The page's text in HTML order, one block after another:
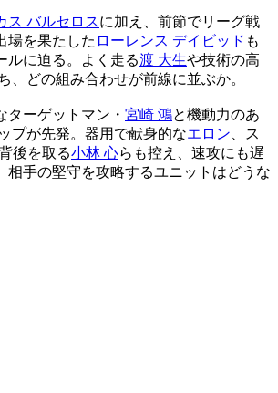
ス バルセロスに加え、前節でリーグ戦
場を果たした ローレンス デイビッド も
ルに迫る。よく走る渡 大生や技術の高
、どの組み合わせが前線に並ぶか。
ターゲットマン・ 宮崎 鴻と機動力のあ
プが先発。器用で献身的なエロン 、ス
後を取る小林 心らも控え、速攻にも遅
相手の堅守を攻略するユニットはどうな